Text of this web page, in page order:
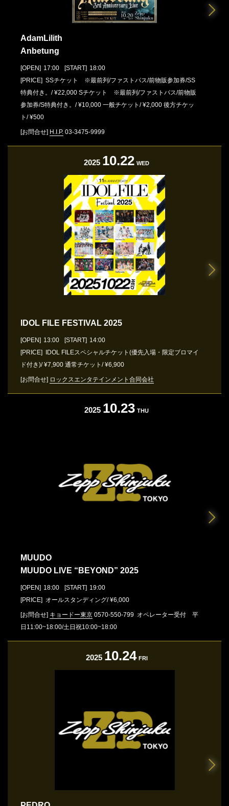
AdamLilith
Anbetung
[OPEN] 17:00 [START] 18:00
[PRICE] SSチケット ※最前列/ファストパス/前物販参加券/SS
特典付き。/ ¥22,000 Sチケット ※最前列/ファストパス/前物販
参加券/S特典付き。/ ¥10,000 一般チケット/ ¥2,000 後方チケッ
ト/ ¥500
[お問合せ] H.I.P. 03-3475-9999
2025 10.22 WED
IDOL FILE FESTIVAL 2025
[OPEN] 13:00 [START] 14:00
[PRICE] IDOL FILEスペシャルチケット(優先入場・限定ブロマイ
ド付き)/ ¥7,900 通常チケット/ ¥6,900
[お問合せ] ロックスエンタテインメント合同会社
2025 10.23 THU
MUUDO
MUUDO LIVE “BEYOND” 2025
[OPEN] 18:00 [START] 19:00
[PRICE] オールスタンディング/ ¥6,000
[お問合せ] キョードー東京 0570-550-799 オペレーター受付 平
日11:00~18:00/土日祝10:00~18:00
2025 10.24 FRI